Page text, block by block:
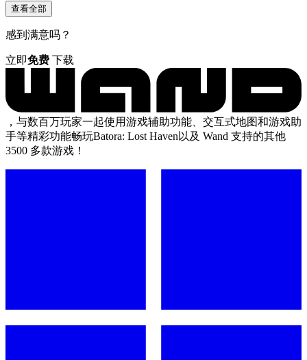
查看全部
感到满意吗？
立即免费 下载
，与数百万玩家一起使用游戏辅助功能、交互式地图和游戏助
手等精彩功能畅玩Batora: Lost Haven以及 Wand 支持的其他
3500 多款游戏！